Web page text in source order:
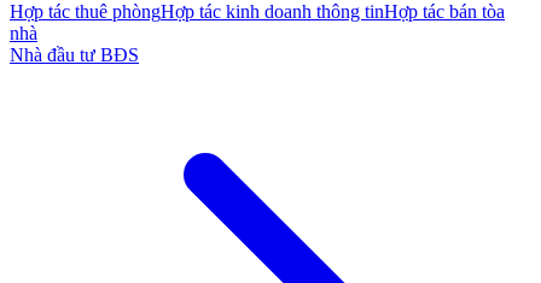
Hợp tác thuê phòngHợp tác kinh doanh thông tinHợp tác bán tòa
nhà
Nhà đầu tư BĐS